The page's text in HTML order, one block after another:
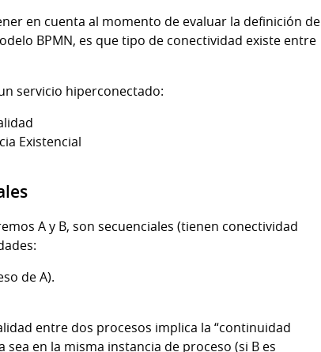
en cuenta al momento de evaluar la definición de
BPMN, es que tipo de conectividad existe entre
servicio hiperconectado:
Existencial
A y B, son secuenciales (tienen conectividad
de A).
entre dos procesos implica la “continuidad
en la misma instancia de proceso (si B es